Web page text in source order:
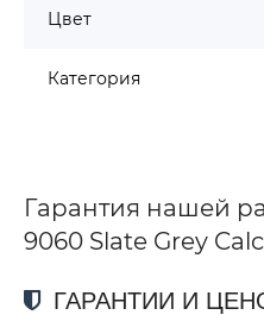
Цвет
Категория
Гарантия нашей
9060 Slate Grey
ГАРАНТИИ И